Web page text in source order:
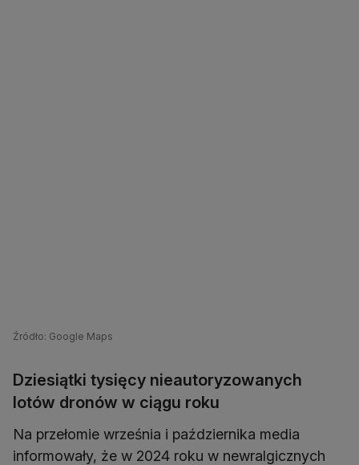
Źródło: Google Maps
Dziesiątki tysięcy nieautoryzowanych
lotów dronów w ciągu roku
Na przełomie września i października media
informowały, że w 2024 roku w newralgicznych